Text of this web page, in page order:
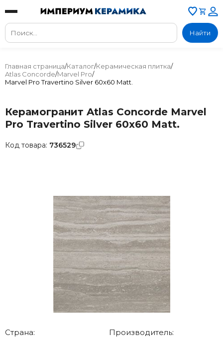
Найти
Главная страница/Каталог/Керамическая плитка/
Atlas Concorde/Marvel Pro/
Marvel Pro Travertino Silver 60x60 Matt.
Керамогранит Atlas Concorde Marvel
Pro Travertino Silver 60x60 Matt.
Страна:
Производитель:
Код товара: 736529